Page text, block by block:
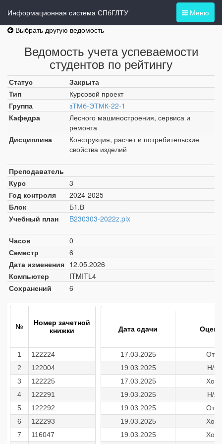
Меню
Информационная система СПбГЛТУ
Выбрать другую ведомость
Ведомость учета успеваемости
студентов по рейтингу
Статус
Закрыта
Тип
Курсовой проект
Группа
зТМб-ЭТМК-22-1
Кафедра
Лесного машиностроения, сервиса и
ремонта
Дисциплина
Конструкция, расчет и потребительские
свойства изделий
Преподаватель
Курс
3
Год контроля
2024-2025
Блок
Б1.В
Учебный план
B230303-2022z.plx
Часов
0
Семестр
6
Дата изменения 12.05.2026
Компьютер
ITMITL4
Сохранений
6
№
Номер зачетной
книжки
1
122224
2
122004
3
122225
4
122291
5
122292
6
122293
7
116047
Дата сдачи
17.03.2025
Отл
19.03.2025
Н/я
17.03.2025
Хор
19.03.2025
Н/я
19.03.2025
Отл
19.03.2025
Хор
19.03.2025
Хор